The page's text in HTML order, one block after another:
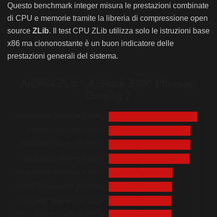
ASRock Fatal1ty X399 Professional Gaming (1920X)
ASRock X399 Taichi (1950X)
ASUS Zenith Extreme (1950X)
ASRock X399 Phantom Gaming 6 (2950X)
ASRock X299E-ITX/ac (i9 7920X)
ASRock Z390 Extreme4 (i7 8700K)
ASRock Z390 Phantom Gaming-ITX/ac (i7 8700K)
ASRock Z390 Taichi Ultimate (i7 8700K)
ASRock X299 Killer SLI/ac (i5 7640X)
Questo benchmark integer misura le prestazioni combinate
di CPU e memorie tramite la libreria di compressione open
source ZLib. Il test CPU ZLib utilizza solo le istruzioni base
x86 ma ciononostante è un buon indicatore delle
prestazioni generali del sistema.